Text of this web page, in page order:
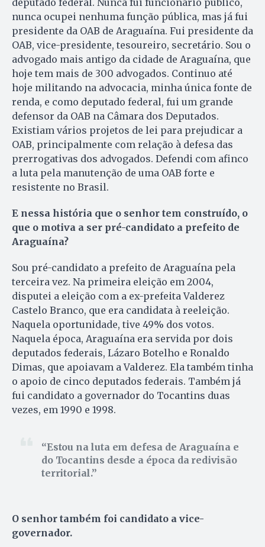
nunca ocupei nenhuma função pública, mas já fui
presidente da OAB de Araguaína. Fui presidente da
OAB, vice-presidente, tesoureiro, secretário. Sou o
advogado mais antigo da cidade de Araguaína, que
hoje tem mais de 300 advogados. Continuo até
hoje militando na advocacia, minha única fonte de
renda, e como deputado federal, fui um grande
defensor da OAB na Câmara dos Deputados.
Existiam vários projetos de lei para prejudicar a
OAB, principalmente com relação à defesa das
prerrogativas dos advogados. Defendi com afinco
a luta pela manutenção de uma OAB forte e
resistente no Brasil.
E nessa história que o senhor tem construído, o
que o motiva a ser pré-candidato a prefeito de
Araguaína?
Sou pré-candidato a prefeito de Araguaína pela
terceira vez. Na primeira eleição em 2004,
disputei a eleição com a ex-prefeita Valderez
Castelo Branco, que era candidata à reeleição.
Naquela oportunidade, tive 49% dos votos.
Naquela época, Araguaína era servida por dois
deputados federais, Lázaro Botelho e Ronaldo
Dimas, que apoiavam a Valderez. Ela também tinha
o apoio de cinco deputados federais. Também já
fui candidato a governador do Tocantins duas
vezes, em 1990 e 1998.
Estou na luta em defesa de Araguaína e
do Tocantins desde a época da redivisão
territorial.
O senhor também foi candidato a vice-
governador.